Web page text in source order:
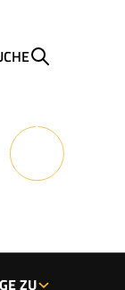
ZU